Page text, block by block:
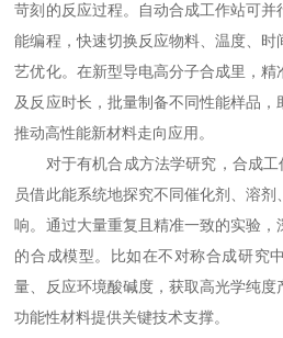
苛刻的反应过程。自动合成工作站可
能编程，快速切换反应物料、温度、
艺优化。在新型导电高分子合成里，
及反应时长，批量制备不同性能样品，
推动高性能新材料走向应用。
对于有机合成方法学研究，合成工
员借此能系统地探究不同催化剂、溶剂
响。通过大量重复且精准一致的实验
的合成模型。比如在不对称合成研究
量、反应环境酸碱度，获取高光学纯度
功能性材料提供关键技术支撑。